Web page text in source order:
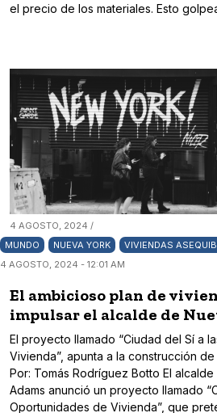
el precio de los materiales. Esto
4 AGOSTO, 2024 /
MUNDO
NUEVA YORK
VIVIENDAS
4 AGOSTO, 2024 - 12:01 AM
El ambicioso plan de
impulsar el alcalde de
El proyecto llamado “Ciudad del Sí a
Vivienda”, apunta a la construcción
Por: Tomás Rodríguez Botto El
Adams anunció un proyecto llamado
Oportunidades de Vivienda”, que